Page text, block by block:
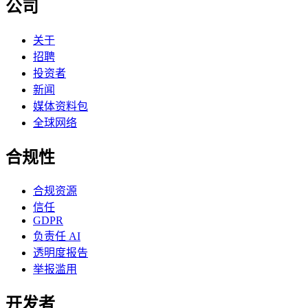
公司
关于
招聘
投资者
新闻
媒体资料包
全球网络
合规性
合规资源
信任
GDPR
负责任 AI
透明度报告
举报滥用
开发者